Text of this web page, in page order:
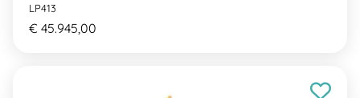
LP413
€ 45.945,00